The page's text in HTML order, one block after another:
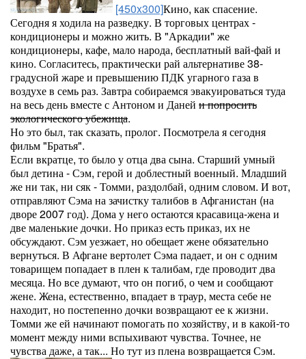
[450x300]Кино, как спасение.
Сегодня я ходила на разведку. В торговых центрах -
кондиционеры и можно жить. В "Аркадии" же
кондиционеры, кафе, мало народа, бесплатный вай-фай и
кино. Согласитесь, практически рай альтернативе 38-
градусной жаре и превышению ПДК угарного газа в
воздухе в семь раз. Завтра собираемся эвакуироваться туда
на весь день вместе с Антоном и Даней и попросить
экологического убежища.
Но это был, так сказать, пролог. Посмотрела я сегодня
фильм "Братья".
Если вкратце, то было у отца два сына. Старший умный
был детина - Сэм, герой и доблестный военный. Младший
же ни так, ни сяк - Томми, раздолбай, одним словом. И вот,
отправляют Сэма на зачистку талибов в Афганистан (на
дворе 2007 год). Дома у него остаются красавица-жена и
две маленькие дочки. Но приказ есть приказ, их не
обсуждают. Сэм уезжает, но обещает жене обязательно
вернуться. В Афгане вертолет Сэма падает, и он с одним
товарищем попадает в плен к талибам, где проводит два
месяца. Но все думают, что он погиб, о чем и сообщают
жене. Жена, естественно, впадает в траур, места себе не
находит, но постепенно дочки возвращают ее к жизни.
Томми же ей начинают помогать по хозяйству, и в какой-то
момент между ними вспыхивают чувства. Точнее, не
чувства даже, а так... Но тут из плена возвращается Сэм.